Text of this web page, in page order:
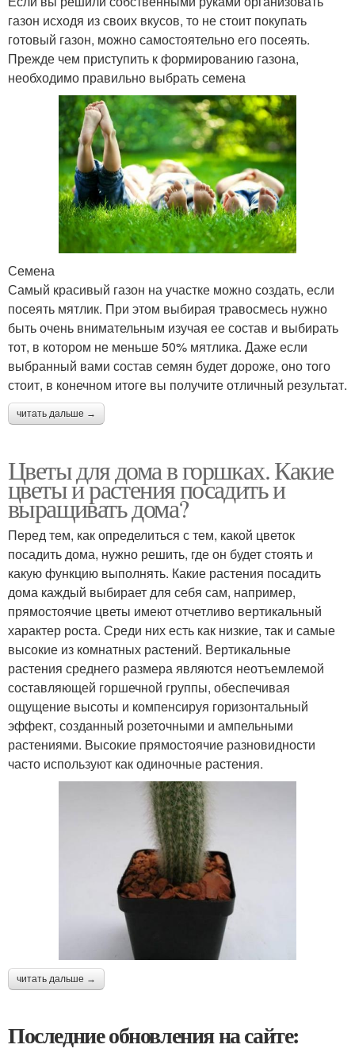
газон исходя из своих вкусов, то не стоит покупать
готовый газон, можно самостоятельно его посеять.
Прежде чем приступить к формированию газона,
необходимо правильно выбрать семена
Семена
Самый красивый газон на участке можно создать, если
посеять мятлик. При этом выбирая травосмесь нужно
быть очень внимательным изучая ее состав и выбирать
тот, в котором не меньше 50% мятлика. Даже если
выбранный вами состав семян будет дороже, оно того
стоит, в конечном итоге вы получите отличный результат.
читать дальше →
Цветы для дома в горшках. Какие
цветы и растения посадить и
выращивать дома?
Перед тем, как определиться с тем, какой цветок
посадить дома, нужно решить, где он будет стоять и
какую функцию выполнять. Какие растения посадить
дома каждый выбирает для себя сам, например,
прямостоячие цветы имеют отчетливо вертикальный
характер роста. Среди них есть как низкие, так и самые
высокие из комнатных растений. Вертикальные
растения среднего размера являются неотъемлемой
составляющей горшечной группы, обеспечивая
ощущение высоты и компенсируя горизонтальный
эффект, созданный розеточными и ампельными
растениями. Высокие прямостоячие разновидности
часто используют как одиночные растения.
читать дальше →
Последние обновления на сайте: